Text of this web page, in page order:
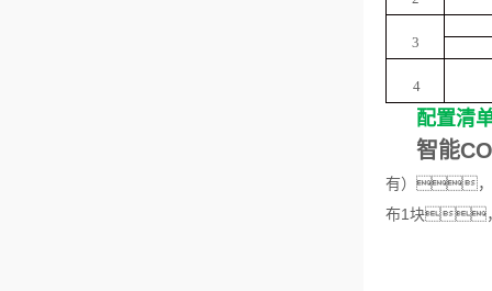
3
4
配置
智能
有），
布1块